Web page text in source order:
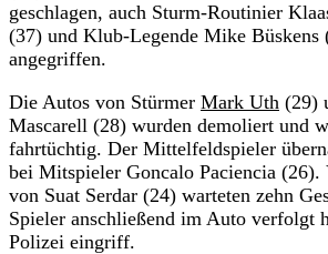
geschlagen, auch Sturm-Routinier
(37) und Klub-Legende Mike Büskens
angegriffen.
Die Autos von Stürmer Mark Uth (29)
Mascarell (28) wurden demoliert und
fahrtüchtig. Der Mittelfeldspieler
bei Mitspieler Goncalo Paciencia (26).
von Suat Serdar (24) warteten zehn
Spieler anschließend im Auto verfolgt
Polizei eingriff.